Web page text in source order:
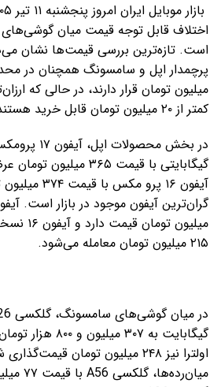
اختلاف قابل توجه قیمت میان گوشی‌های
است. تازه‌ترین بررسی قیمت‌ها نشان
میلیون تومان قرار دارند، در حالی که
کمتر از ۲۰ میلیون تومان قابل خرید هستند.
گیگابایتی با قیمت ۳۶۵
آیفون ۱۶ پرو
۲۱۵ میلیون تومان معامله می‌شود.
اولترا نیز ۲۴۸ میلیون تومان